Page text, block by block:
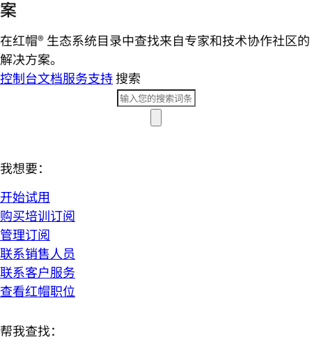
案
在红帽® 生态系统目录中查找来自专家和技术协作社区的
解决方案。
控制台文档服务支持搜索
我想要：
开始试用
购买培训订阅
管理订阅
联系销售人员
联系客户服务
查看红帽职位
帮我查找：